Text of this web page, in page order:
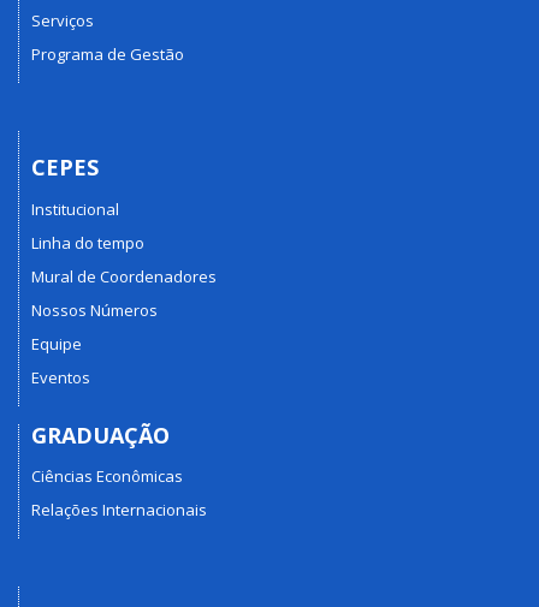
Serviços
Programa de Gestão
CEPES
Institucional
Linha do tempo
Mural de Coordenadores
Nossos Números
Equipe
Eventos
GRADUAÇÃO
Ciências Econômicas
Relações Internacionais